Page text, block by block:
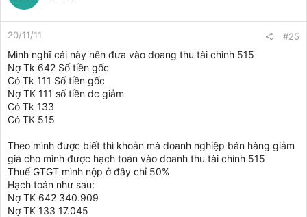
20/11/11 #25
Mình nghĩ cái này nên đưa vào doang thu tài chình 515
Nợ Tk 642 Số tiền gốc
Có Tk 111 Số tiền gốc
Nợ TK 111 số tiền dc giảm
Có Tk 133
Có TK 515
Theo mình được biết thì khoản mà doanh nghiệp bán hàng giảm
giá cho mình được hạch toán vào doanh thu tài chính 515
Thuế GTGT mình nộp ở đây chỉ 50%
Hạch toán như sau:
Nợ TK 642 340.909
Nợ TK 133 17.045